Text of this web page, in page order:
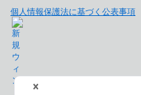
個人情報保護法に基づく公表事項